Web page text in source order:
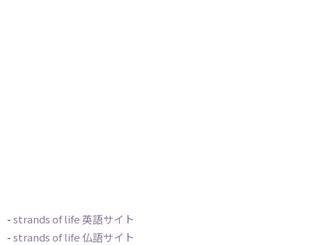
-strands of life 英語サイト
-strands of life 仏語サイト